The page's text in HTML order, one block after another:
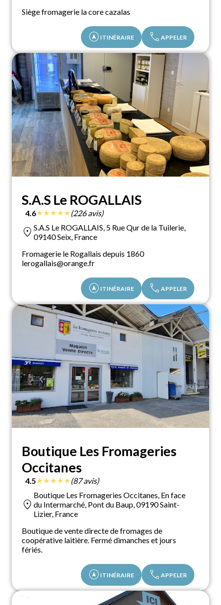
Siège fromagerie la core cazalas
assistant_navigation ITINÉRAIRE call APPELER
S.A.S Le ROGALLAIS
4.6★★★★★(226 avis)
location_on S.A.S Le ROGALLAIS, 5 Rue Qur de la Tuilerie,
09140 Seix, France
Fromagerie le Rogallais depuis 1860
lerogallais@orange.fr
assistant_navigation ITINÉRAIRE call APPELER
Boutique Les Fromageries
Occitanes
4.5★★★★★(87 avis)
location_on
Boutique Les Fromageries Occitanes, En face
du Intermarché, Pont du Baup, 09190 Saint-
Lizier, France
Boutique de vente directe de fromages de
coopérative laitière. Fermé dimanches et jours
fériés.
assistant_navigation ITINÉRAIRE call APPELER